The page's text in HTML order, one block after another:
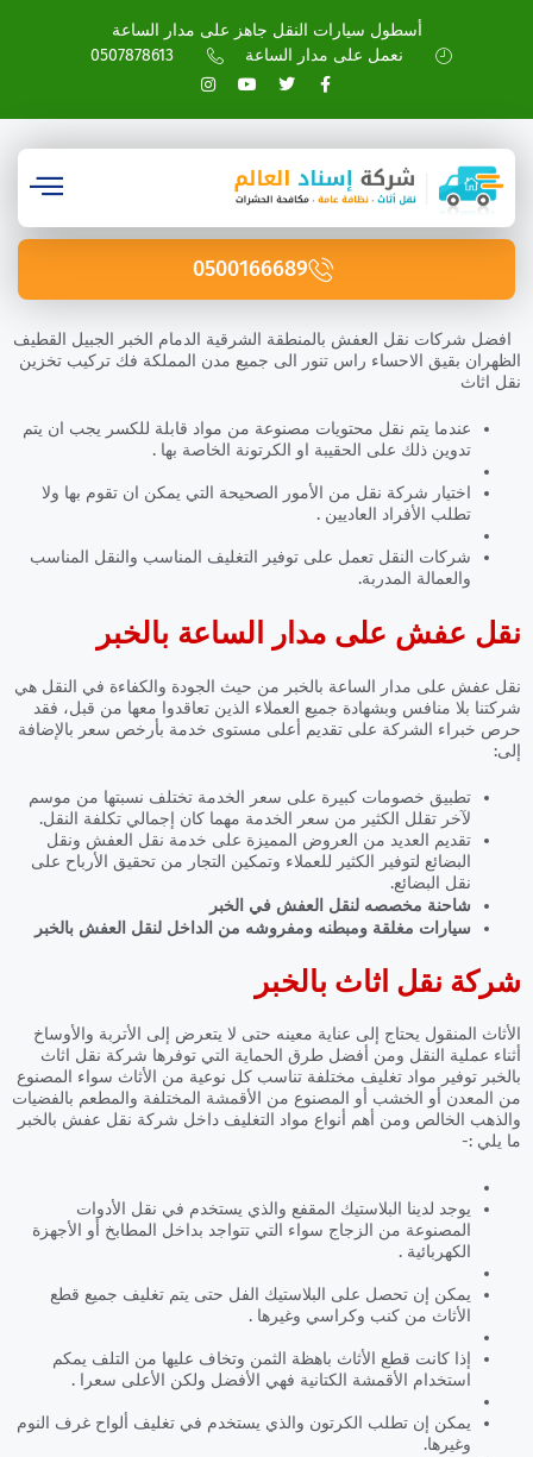
أسطول سيارات النقل جاهز على مدار الساعة
نعمل على مدار الساعة
0507878613
0500166689
افضل شركات نقل العفش بالمنطقة الشرقية الدمام الخبر الجبيل القطيف
الظهران بقيق الاحساء راس تنور الى جميع مدن المملكة فك تركيب تخزين
نقل اثاث
عندما يتم نقل محتويات مصنوعة من مواد قابلة للكسر يجب ان يتم
تدوين ذلك على الحقيبة او الكرتونة الخاصة بها .
اختيار شركة نقل من الأمور الصحيحة التي يمكن ان تقوم بها ولا
تطلب الأفراد العاديين .
شركات النقل تعمل على توفير التغليف المناسب والنقل المناسب
والعمالة المدربة.
نقل عفش على مدار الساعة بالخبر
نقل عفش على مدار الساعة بالخبر من حيث الجودة والكفاءة في النقل هي
شركتنا بلا منافس وبشهادة جميع العملاء الذين تعاقدوا معها من قبل، فقد
حرص خبراء الشركة على تقديم أعلى مستوى خدمة بأرخص سعر بالإضافة
إلى:
تطبيق خصومات كبيرة على سعر الخدمة تختلف نسبتها من موسم
لآخر تقلل الكثير من سعر الخدمة مهما كان إجمالي تكلفة النقل.
تقديم العديد من العروض المميزة على خدمة نقل العفش ونقل
البضائع لتوفير الكثير للعملاء وتمكين التجار من تحقيق الأرباح على
نقل البضائع.
شاحنة مخصصه لنقل العفش في الخبر
سيارات مغلقة ومبطنه ومفروشه من الداخل لنقل العفش بالخبر
شركة نقل اثاث بالخبر
الأثاث المنقول يحتاج إلى عناية معينه حتى لا يتعرض إلى الأتربة والأوساخ
أثناء عملية النقل ومن أفضل طرق الحماية التي توفرها شركة نقل اثاث
بالخبر توفير مواد تغليف مختلفة تناسب كل نوعية من الأثاث سواء المصنوع
من المعدن أو الخشب أو المصنوع من الأقمشة المختلفة والمطعم بالفضيات
والذهب الخالص ومن أهم أنواع مواد التغليف داخل شركة نقل عفش بالخبر
ما يلي :-
يوجد لدينا البلاستيك المقفع والذي يستخدم في نقل الأدوات
المصنوعة من الزجاج سواء التي تتواجد بداخل المطابخ أو الأجهزة
الكهربائية .
يمكن إن تحصل على البلاستيك الفل حتى يتم تغليف جميع قطع
الأثاث من كنب وكراسي وغيرها .
إذا كانت قطع الأثاث باهظة الثمن وتخاف عليها من التلف يمكم
استخدام الأقمشة الكتانية فهي الأفضل ولكن الأعلى سعرا .
يمكن إن تطلب الكرتون والذي يستخدم في تغليف ألواح غرف النوم
وغيرها.